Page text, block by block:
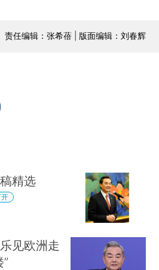
责任编辑：张希蓓 | 版面编辑：刘春辉
精选
见欧洲走